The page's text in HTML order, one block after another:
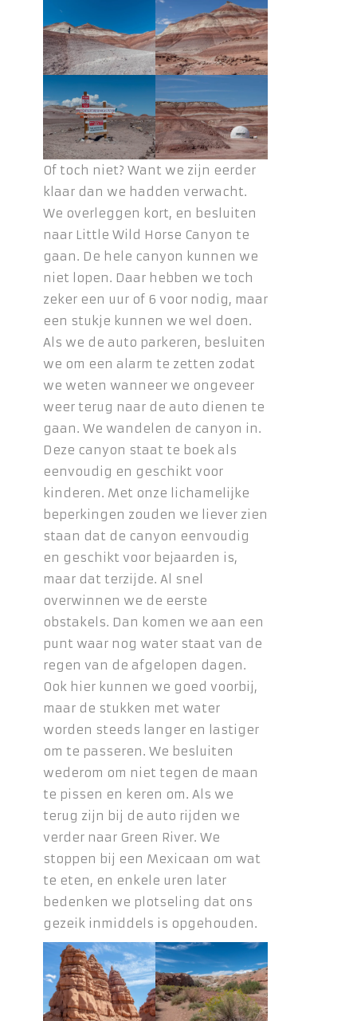
Of toch niet? Want we zijn eerder
klaar dan we hadden verwacht.
We overleggen kort, en besluiten
naar Little Wild Horse Canyon te
gaan. De hele canyon kunnen we
niet lopen. Daar hebben we toch
zeker een uur of 6 voor nodig, maar
een stukje kunnen we wel doen.
Als we de auto parkeren, besluiten
we om een alarm te zetten zodat
we weten wanneer we ongeveer
weer terug naar de auto dienen te
gaan. We wandelen de canyon in.
Deze canyon staat te boek als
eenvoudig en geschikt voor
kinderen. Met onze lichamelijke
beperkingen zouden we liever zien
staan dat de canyon eenvoudig
en geschikt voor bejaarden is,
maar dat terzijde. Al snel
overwinnen we de eerste
obstakels. Dan komen we aan een
punt waar nog water staat van de
regen van de afgelopen dagen.
Ook hier kunnen we goed voorbij,
maar de stukken met water
worden steeds langer en lastiger
om te passeren. We besluiten
wederom om niet tegen de maan
te pissen en keren om. Als we
terug zijn bij de auto rijden we
verder naar Green River. We
stoppen bij een Mexicaan om wat
te eten, en enkele uren later
bedenken we plotseling dat ons
gezeik inmiddels is opgehouden.